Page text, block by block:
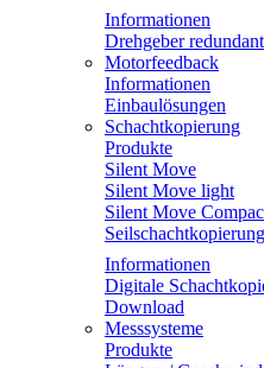
Informationen
Drehgeber redundant
Motorfeedback
Informationen
Einbaulösungen
Schachtkopierung
Produkte
Silent Move
Silent Move light
Silent Move
Seilschachtkopierung
Informationen
Digitale
Download
Messsysteme
Produkte